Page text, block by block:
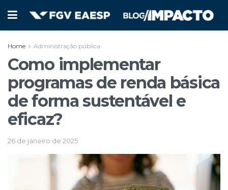
Home Administração pública
Como implementar
programas de renda básica
de forma sustentável e
eficaz?
26 de janeiro de 2025